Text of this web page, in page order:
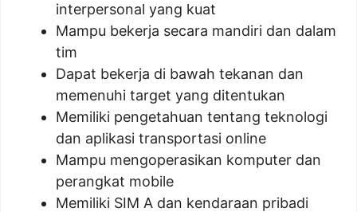
interpersonal yang kuat
Mampu bekerja secara mandiri dan dalam
tim
Dapat bekerja di bawah tekanan dan
memenuhi target yang ditentukan
Memiliki pengetahuan tentang teknologi
dan aplikasi transportasi online
Mampu mengoperasikan komputer dan
perangkat mobile
Memiliki SIM A dan kendaraan pribadi